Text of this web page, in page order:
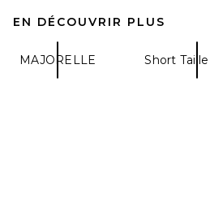
EN DÉCOUVRIR PLUS
MAJORELLE Short